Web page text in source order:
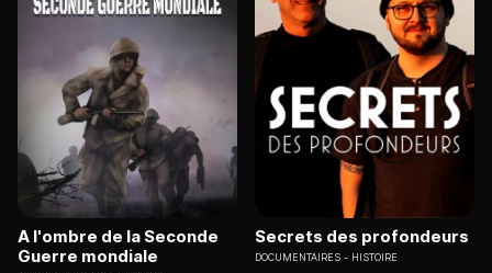
A l'ombre de la Seconde
Guerre mondiale
Secrets des profondeurs
DOCUMENTAIRES HISTOIRE